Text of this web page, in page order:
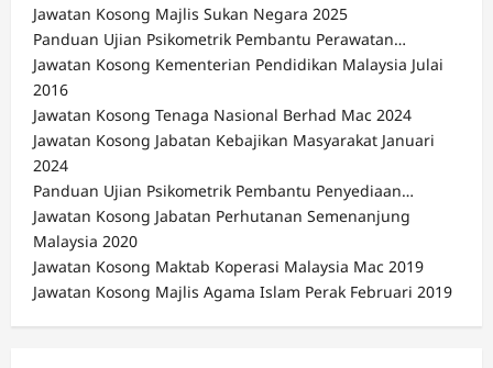
Jawatan Kosong Majlis Sukan Negara 2025
Panduan Ujian Psikometrik Pembantu Perawatan…
Jawatan Kosong Kementerian Pendidikan Malaysia Julai
2016
Jawatan Kosong Tenaga Nasional Berhad Mac 2024
Jawatan Kosong Jabatan Kebajikan Masyarakat Januari
2024
Panduan Ujian Psikometrik Pembantu Penyediaan…
Jawatan Kosong Jabatan Perhutanan Semenanjung
Malaysia 2020
Jawatan Kosong Maktab Koperasi Malaysia Mac 2019
Jawatan Kosong Majlis Agama Islam Perak Februari 2019